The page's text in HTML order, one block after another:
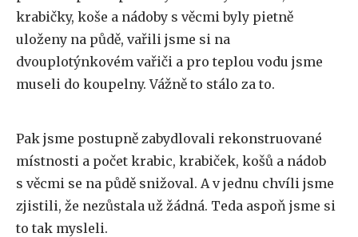
krabičky, koše a nádoby s věcmi byly pietně
uloženy na půdě, vařili jsme si na
dvouplotýnkovém vařiči a pro teplou vodu jsme
museli do koupelny. Vážně to stálo za to.
Pak jsme postupně zabydlovali rekonstruované
místnosti a počet krabic, krabiček, košů a nádob
s věcmi se na půdě snižoval. A v jednu chvíli jsme
zjistili, že nezůstala už žádná. Teda aspoň jsme si
to tak mysleli.